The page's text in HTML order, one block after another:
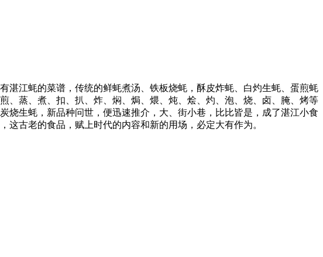
湛江蚝的菜谱，传统的鲜蚝煮汤、铁板烧蚝，酥皮炸蚝、白灼生蚝、蛋煎蚝
、蒸、煮、扣、扒、炸、焖、焗、煨、炖、烩、灼、泡、烧、卤、腌、烤等
生蚝，新品种问世，便迅速推介，大、街小巷，比比皆是，成了湛江小食
古老的食品，赋上时代的内容和新的用场，必定大有作为。